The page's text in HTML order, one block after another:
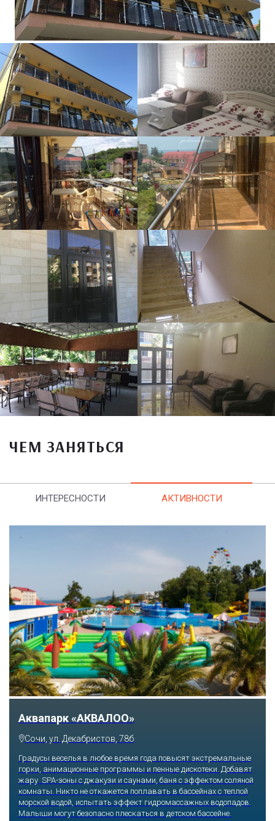
ЧЕМ ЗАНЯТЬСЯ
ИНТЕРЕСНОСТИ АКТИВНОСТИ
Тематический парк развлечений «Сочи
Парк»
Сочи, Олимпийский проспект, 21
Оказавшись здесь, словно попадаешь в сказку: встречаешь
любимых героев русского фольклора, получаешь возможность
сколько душе угодно кататься на аттракционах европейского
уровня. Гости участвуют в увлекательных квестах и творческих